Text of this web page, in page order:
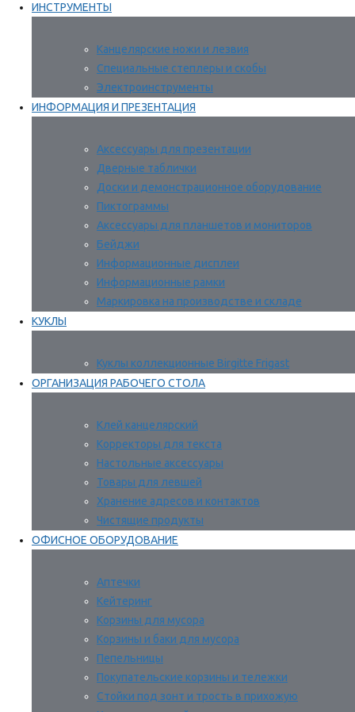
ИНСТРУМЕНТЫ
Канцелярские ножи и лезвия
Специальные степлеры и скобы
Электроинструменты
ИНФОРМАЦИЯ И ПРЕЗЕНТАЦИЯ
Аксессуары для презентации
Дверные таблички
Доски и демонстрационное оборудование
Пиктограммы
Аксессуары для планшетов и мониторов
Бейджи
Информационные дисплеи
Информационные рамки
Маркировка на производстве и складе
КУКЛЫ
Куклы коллекционные Birgitte Frigast
ОРГАНИЗАЦИЯ РАБОЧЕГО СТОЛА
Клей канцелярский
Корректоры для текста
Настольные аксессуары
Товары для левшей
Хранение адресов и контактов
Чистящие продукты
ОФИСНОЕ ОБОРУДОВАНИЕ
Аптечки
Кейтеринг
Корзины для мусора
Корзины и баки для мусора
Пепельницы
Покупательские корзины и тележки
Стойки под зонт и трость в прихожую